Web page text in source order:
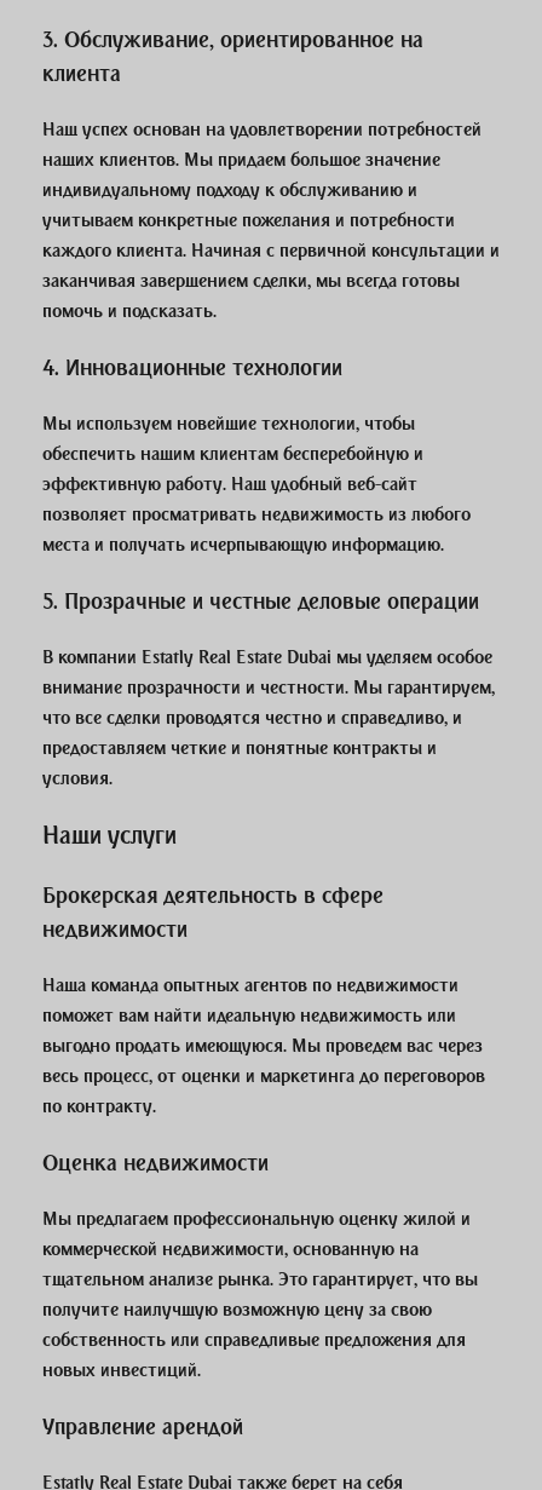
3. Обслуживание, ориентированное на
клиента
Наш успех основан на удовлетворении потребностей
наших клиентов. Мы придаем большое значение
индивидуальному подходу к обслуживанию и
учитываем конкретные пожелания и потребности
каждого клиента. Начиная с первичной консультации и
заканчивая завершением сделки, мы всегда готовы
помочь и подсказать.
4. Инновационные технологии
Мы используем новейшие технологии, чтобы
обеспечить нашим клиентам бесперебойную и
эффективную работу. Наш удобный веб-сайт
позволяет просматривать недвижимость из любого
места и получать исчерпывающую информацию.
5. Прозрачные и честные деловые операции
В компании Estatly Real Estate Dubai мы уделяем особое
внимание прозрачности и честности. Мы гарантируем,
что все сделки проводятся честно и справедливо, и
предоставляем четкие и понятные контракты и
условия.
Наши услуги
Брокерская деятельность в сфере
недвижимости
Наша команда опытных агентов по недвижимости
поможет вам найти идеальную недвижимость или
выгодно продать имеющуюся. Мы проведем вас через
весь процесс, от оценки и маркетинга до переговоров
по контракту.
Оценка недвижимости
Мы предлагаем профессиональную оценку жилой и
коммерческой недвижимости, основанную на
тщательном анализе рынка. Это гарантирует, что вы
получите наилучшую возможную цену за свою
собственность или справедливые предложения для
новых инвестиций.
Управление арендой
Estatly Real Estate Dubai также берет на себя